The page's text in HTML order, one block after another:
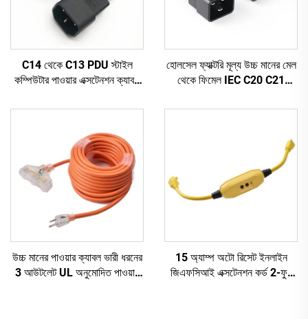
C14 থেকে C13 PDU স্টাইল
কম্পিউটার পাওয়ার এক্সটেনশন ক্যাবল
এক্সটেনশন কর্ড 10A IEC-320-
হোলসেল ফ্যাক্টরি মূল্য উচ্চ মানের মেল
থেকে ফিমেল IEC C20 C21
উচ্চ মানের পাওয়ার ক্যাবল ভারী ধরনের
3 আউটলেট UL অনুমোদিত পাওয়ার
15 অ্যাম্প অটো রিসেট ইনলাইন
জিএফসিআই এক্সটেনশন কর্ড 2-ফুট